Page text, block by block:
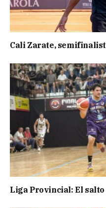
Cali Zarate,
Liga Provincial: El